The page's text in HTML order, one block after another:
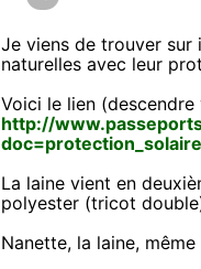
Je viens de trouver sur
naturelles avec leur
Voici le lien
http://
La laine vient en
polyester (tricot
Nanette, la laine,